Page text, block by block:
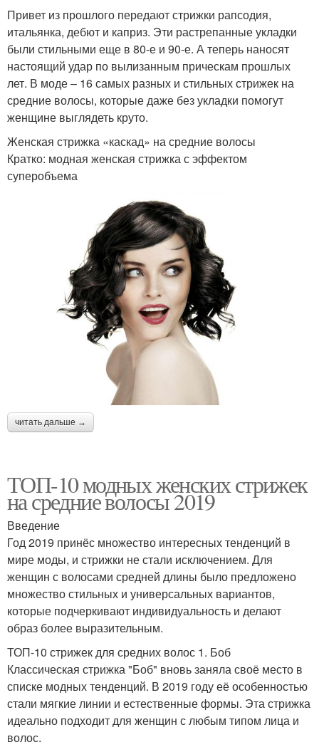
Привет из прошлого передают стрижки рапсодия,
итальянка, дебют и каприз. Эти растрепанные укладки
были стильными еще в 80-е и 90-е. А теперь наносят
настоящий удар по вылизанным прическам прошлых
лет. В моде – 16 самых разных и стильных стрижек на
средние волосы, которые даже без укладки помогут
женщине выглядеть круто.
Женская стрижка «каскад» на средние волосы
Кратко: модная женская стрижка с эффектом
суперобъема
читать дальше →
ТОП-10 модных женских стрижек
на средние волосы 2019
Введение
Год 2019 принёс множество интересных тенденций в
мире моды, и стрижки не стали исключением. Для
женщин с волосами средней длины было предложено
множество стильных и универсальных вариантов,
которые подчеркивают индивидуальность и делают
образ более выразительным.
ТОП-10 стрижек для средних волос 1. Боб
Классическая стрижка "Боб" вновь заняла своё место в
списке модных тенденций. В 2019 году её особенностью
стали мягкие линии и естественные формы. Эта стрижка
идеально подходит для женщин с любым типом лица и
волос.